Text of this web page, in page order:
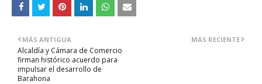
MÁS RECIENTE
MÁS ANTIGUA
Alcaldía y Cámara de Comercio
firman histórico acuerdo para
impulsar el desarrollo de
Barahona